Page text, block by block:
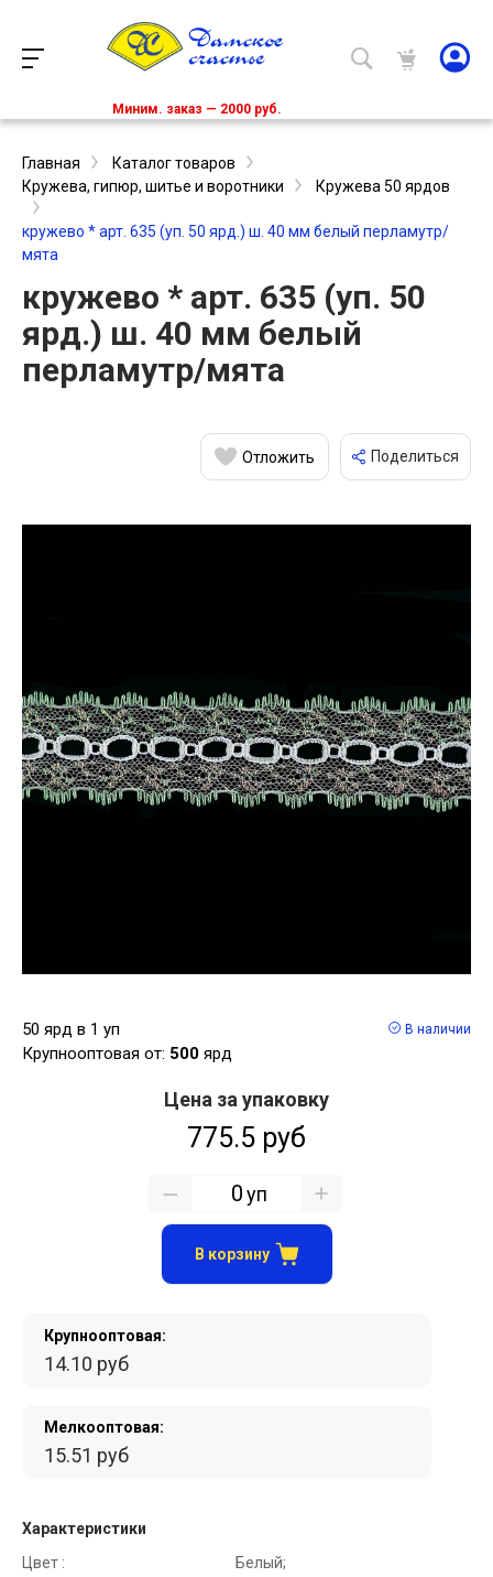
Миним. заказ — 2000 руб.
Главная
Каталог товаров
Кружева, гипюр, шитье и воротники
Кружева 50 ярдов
кружево * арт. 635 (уп. 50 ярд.) ш. 40 мм белый перламутр/
мята
кружево * арт. 635 (уп. 50
ярд.) ш. 40 мм белый
перламутр/мята
Отложить Поделиться
50 ярд в 1 уп
Крупнооптовая от: 500 ярд
В наличии
Крупнооптовая:
14.10 руб
Мелкооптовая:
15.51 руб
Характеристики
Цвет :
Белый;
Цена за упаковку
775.5 руб
уп
В корзину